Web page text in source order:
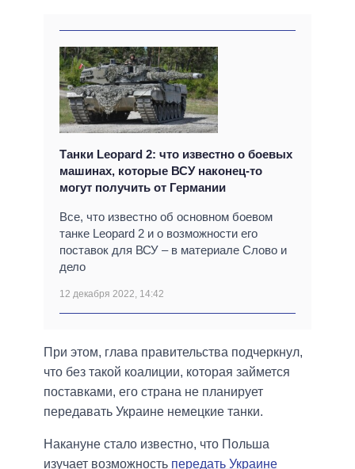
Танки Leopard 2: что известно о боевых
машинах, которые ВСУ наконец-то
могут получить от Германии
Все, что известно об основном боевом
танке Leopard 2 и о возможности его
поставок для ВСУ – в материале Слово и
дело
12 декабря 2022, 14:42
При этом, глава правительства подчеркнул,
что без такой коалиции, которая займется
поставками, его страна не планирует
передавать Украине немецкие танки.
Накануне стало известно, что Польша
изучает возможность передать Украине